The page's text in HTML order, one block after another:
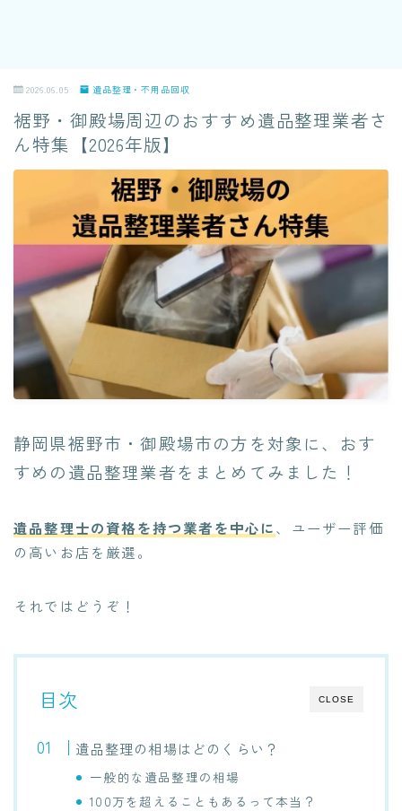
2026.06.05 遺品整理・不用品回収
裾野・御殿場周辺のおすすめ遺品整理業者さ
ん特集【2026年版】
静岡県裾野市・御殿場市の方を対象に、おす
すめの遺品整理業者をまとめてみました！
遺品整理士の資格を持つ業者を中心に、ユーザー評価
の高いお店を厳選。
それではどうぞ！
CLOSE
目次
遺品整理の相場はどのくらい？
一般的な遺品整理の相場
100万を超えることもあるって本当？